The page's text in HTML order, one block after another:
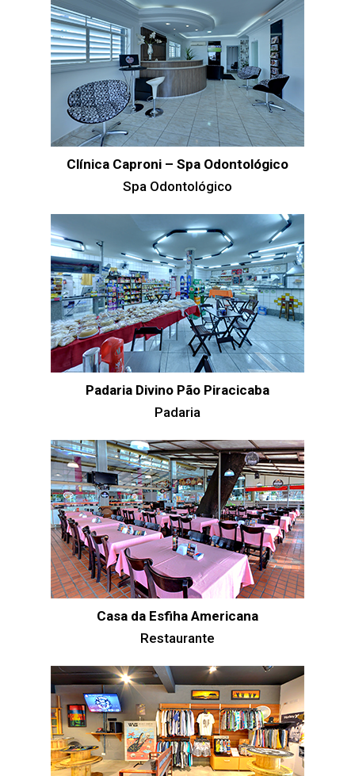
Clínica Caproni – Spa Odontológico
Spa Odontológico
Padaria Divino Pão Piracicaba
Padaria
Casa da Esfiha Americana
Restaurante